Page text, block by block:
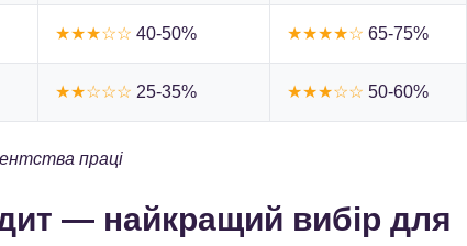
★★★☆☆ 40-50% ★★★★☆ 65-75%
★★☆☆☆ 25-35% ★★★☆☆ 50-60%
праці
— найкращий вибір для